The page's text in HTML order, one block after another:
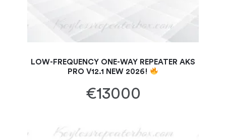
LOW-FREQUENCY ONE-WAY REPEATER AKS
PRO V12.1 NEW 2026!
€13000